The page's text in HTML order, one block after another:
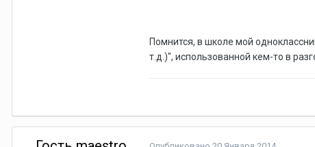
Помнится, в школе мой
т.д.)", использованной кем-то в